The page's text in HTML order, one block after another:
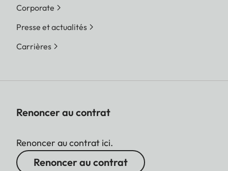
Corporate
Presse et actualités
Carrières
Renoncer au contrat
Renoncer au contrat ici.
Renoncer au contrat